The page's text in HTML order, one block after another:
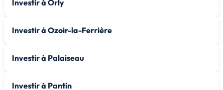
Investir à Orly
Investir à Ozoir-la-Ferrière
Investir à Palaiseau
Investir à Pantin